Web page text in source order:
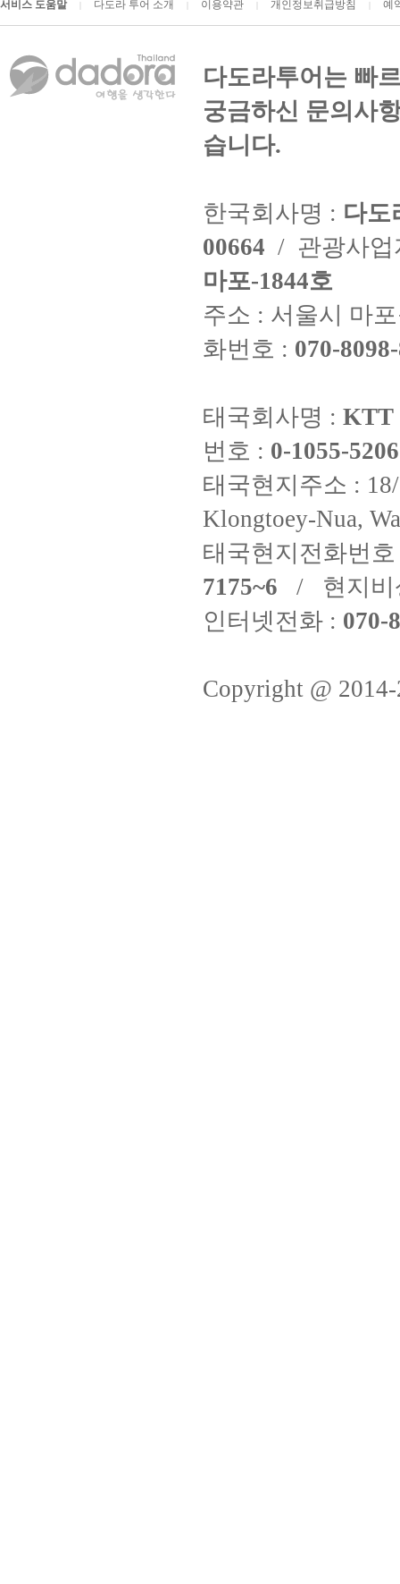
서비스 도움말 다도라 투어 소개 이용약관 개인정보취급방침 예
다도라투어는 빠
궁금하신 문의사
습니다.
한국회사명 : 다도
00664 / 관광사
마포-1844호
주소 : 서울시 마
화번호 : 070-
태국회사명 : KTT
번호 : 0-1055-
태국현지주소 :
Klongtoey-Nua,
태국현지전화번
7175~6 / 현지비
인터넷전화 : 070-
Copyright @